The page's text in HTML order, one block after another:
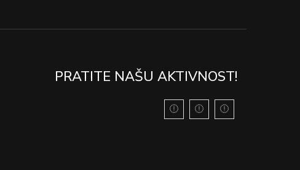
PRATITE NAŠU AKTIVNOST!